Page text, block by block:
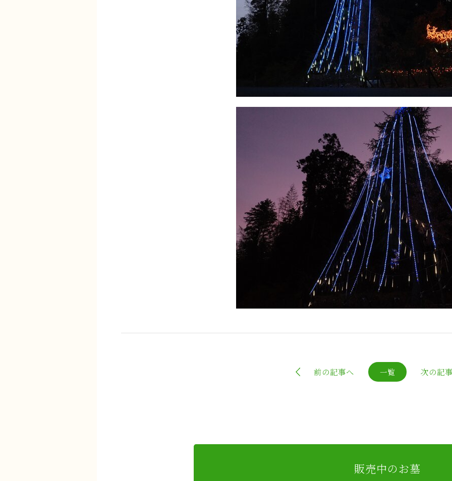
前の記事へ 一覧 次の記
販売中のお墓